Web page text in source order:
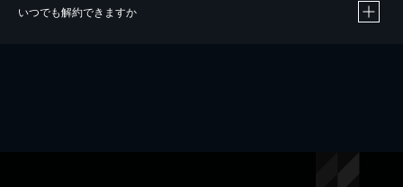
いつでも解約できますか